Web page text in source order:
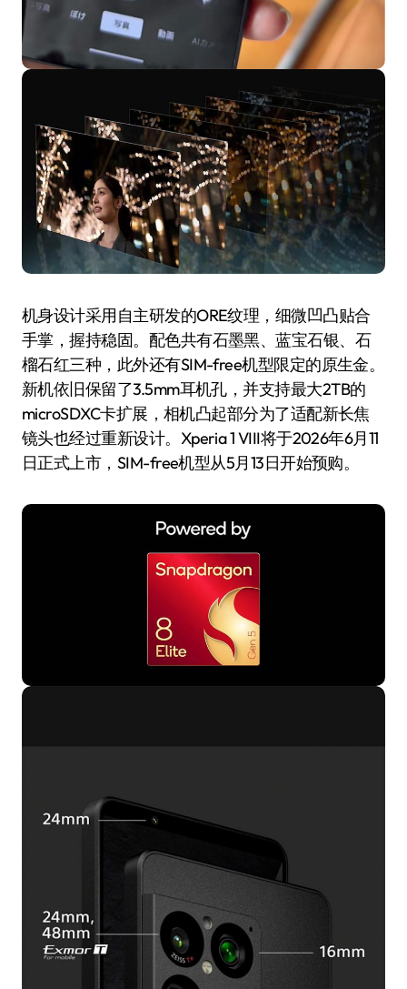
机身设计采用自主研发的ORE纹理，细微凹凸贴合
手掌，握持稳固。配色共有石墨黑、蓝宝石银、石
榴石红三种，此外还有SIM-free机型限定的原生金。
新机依旧保留了3.5mm耳机孔，并支持最大2TB的
microSDXC卡扩展，相机凸起部分为了适配新长焦
镜头也经过重新设计。Xperia 1 VIII将于2026年6月11
日正式上市，SIM-free机型从5月13日开始预购。